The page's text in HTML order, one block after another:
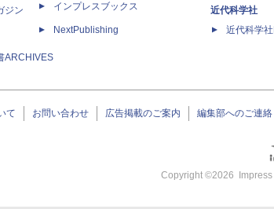
ジン
ARCHIVES
インプレスブックス
NextPublishing
近代科学社
近代科学
て お問い合わせ 広告掲載のご案内 編集部へのご連絡
Copyright ©2026